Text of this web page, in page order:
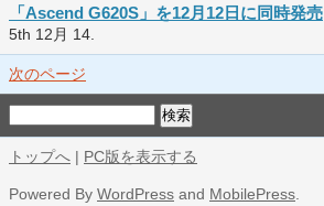
「Ascend G620S」を12月12日に同時発売
5th 12月 14.
次のページ
トップへ | PC版を表示する
Powered By WordPress and MobilePress